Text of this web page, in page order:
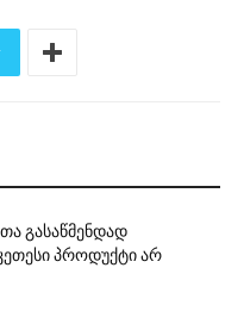
გასაწმენდად
პროდუქტი არ